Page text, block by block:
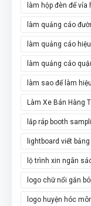
làm hộp đèn để vỉa
làm quảng cáo
làm quảng cáo
làm quảng cáo
làm sao để làm
video 360
Làm Xe Bán Hàng
lắp ráp booth
lightboard viết
lộ trình xin ngân
logo chữ nổi gắn
logo huyện hóc